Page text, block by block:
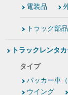
電装品
トラック部
トラックレンタ
タイプ
パッカー車
ウイング